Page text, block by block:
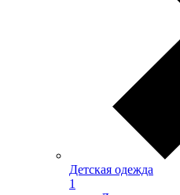
Детская одежда
1